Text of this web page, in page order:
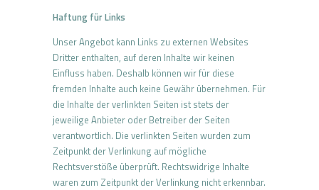
Haftung für Links
Unser Angebot kann Links zu externen Websites
Dritter enthalten, auf deren Inhalte wir keinen
Einfluss haben. Deshalb können wir für diese
fremden Inhalte auch keine Gewähr übernehmen. Für
die Inhalte der verlinkten Seiten ist stets der
jeweilige Anbieter oder Betreiber der Seiten
verantwortlich. Die verlinkten Seiten wurden zum
Zeitpunkt der Verlinkung auf mögliche
Rechtsverstöße überprüft. Rechtswidrige Inhalte
waren zum Zeitpunkt der Verlinkung nicht erkennbar.